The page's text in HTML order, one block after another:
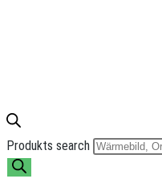
Produkts search